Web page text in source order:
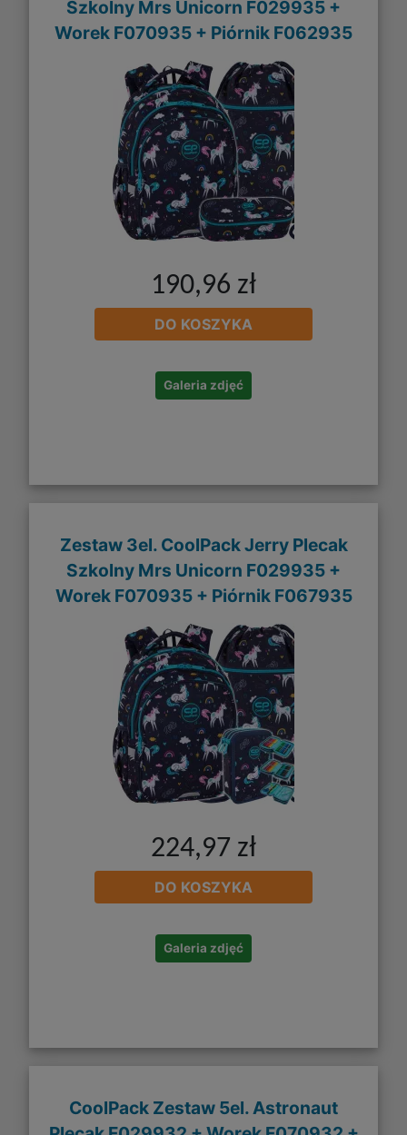
Szkolny Mrs Unicorn F029935 +
Worek F070935 + Piórnik F062935
190,96 zł
DO KOSZYKA
Galeria zdjęć
Zestaw 3el. CoolPack Jerry Plecak
Szkolny Mrs Unicorn F029935 +
Worek F070935 + Piórnik F067935
224,97 zł
DO KOSZYKA
Galeria zdjęć
CoolPack Zestaw 5el. Astronaut